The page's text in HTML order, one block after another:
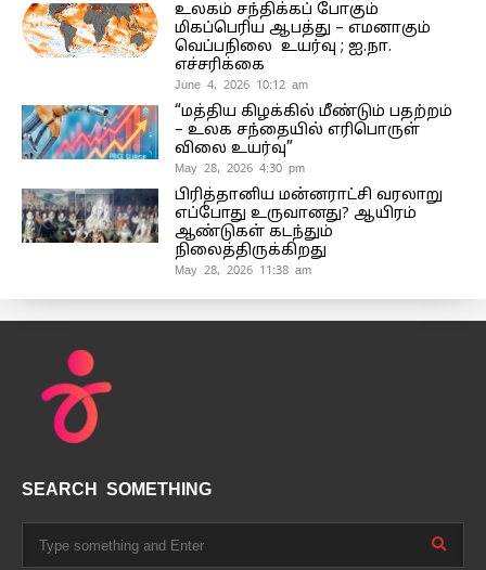
உலகம் சந்திக்கப் போகும்
மிகப்பெரிய ஆபத்து – எமனாகும்
வெப்பநிலை உயர்வு ; ஐ.நா.
எச்சரிக்கை
June 4, 2026 10:12 am
“மத்திய கிழக்கில் மீண்டும் பதற்றம்
– உலக சந்தையில் எரிபொருள்
விலை உயர்வு”
May 28, 2026 4:30 pm
பிரித்தானிய மன்னராட்சி வரலாறு
எப்போது உருவானது? ஆயிரம்
ஆண்டுகள் கடந்தும்
நிலைத்திருக்கிறது
May 28, 2026 11:38 am
SEARCH SOMETHING